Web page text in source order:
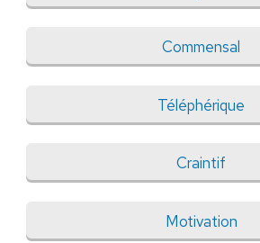
Commensal
Téléphérique
Craintif
Motivation